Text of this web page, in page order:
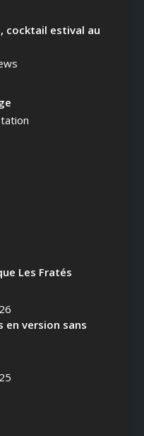
cocktail estival au
Les Fratés
en version sans